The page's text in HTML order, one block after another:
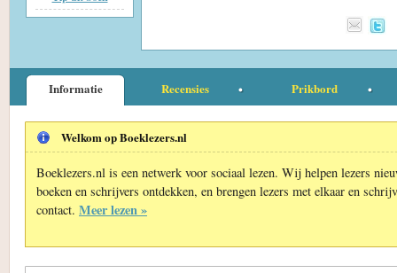
Informatie Recensies Prikbord
Welkom op Boeklezers.nl
Boeklezers.nl is een netwerk voor sociaal lezen. Wij helpen lezers
boeken en schrijvers ontdekken, en brengen lezers met elkaar en
contact. Meer lezen »